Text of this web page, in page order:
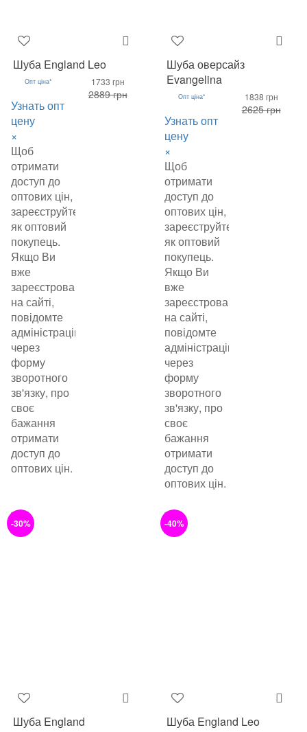
Шуба England Leo
Опт ціна*
Узнать опт
цену
×
Щоб
отримати
доступ до
оптових цін,
зареєструйтеся
як оптовий
покупець.
Якщо Ви
вже
зареєстровані
на сайті,
повідомте
адміністрацію
через
форму
зворотного
зв'язку, про
своє
бажання
отримати
доступ до
оптових цін.
1733 грн
2889 грн
Шуба оверсайз
Evangelina
Опт ціна*
Узнать опт
цену
×
Щоб
отримати
доступ до
оптових цін,
зареєструйтеся
як оптовий
покупець.
Якщо Ви
вже
зареєстровані
на сайті,
повідомте
адміністрацію
через
форму
зворотного
зв'язку, про
своє
бажання
отримати
доступ до
оптових цін.
1838 грн
2625 грн
-30%
Шуба England
-40%
Шуба England Leo